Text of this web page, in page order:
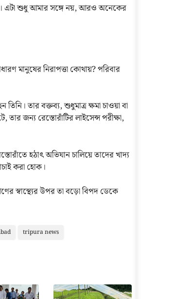
না। এটা শুধু আমার সঙ্গে নয়, আরও অনেকের
মানুষের নিরাপত্তা কোথায়? পরিবার
তার বক্তব্য, শুধুমাত্র ক্ষমা চাওয়া বা
তার জন্য রেস্তোরাঁটির লাইসেন্স পরীক্ষা,
হঠাৎ অভিযান চালিয়ে তাদের খাদ্য
করা হোক।
স্বাস্থ্যের উপর তা বড়ো বিপদ ডেকে
tripura news